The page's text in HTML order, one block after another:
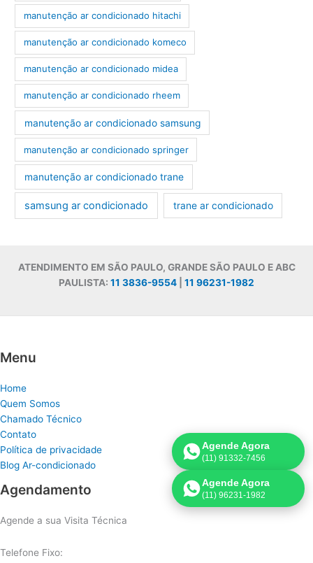
manutenção ar condicionado hitachi
manutenção ar condicionado komeco
manutenção ar condicionado midea
manutenção ar condicionado rheem
manutenção ar condicionado samsung
manutenção ar condicionado springer
manutenção ar condicionado trane
samsung ar condicionado trane ar condicionado
ATENDIMENTO EM SÃO PAULO, GRANDE SÃO PAULO E ABC
PAULISTA: 11 3836-9554 11 96231-1982
Menu
Home
Quem Somos
Chamado Técnico
Contato
Política de privacidade
Blog Ar-condicionado
Agendamento
Agende a sua Visita Técnica
Telefone Fixo:
Agende Agora
(11) 91332-7456
Agende Agora
(11) 96231-1982